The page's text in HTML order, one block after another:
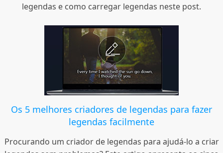
legendas e como carregar legendas neste post.
Os 5 melhores criadores de legendas para fazer
legendas facilmente
Procurando um criador de legendas para ajudá-lo a criar